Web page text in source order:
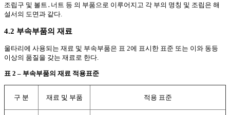
조립구 및 볼트 ․ 너트 등 의 부품으로 이루어지고 각 부의 명칭 및 조립은 해
설서의 도면과 같다.
4.2 부속부품의 재료
울타리에 사용되는 재료 및 부속부품은 표 2에 표시한 표준 또는 이와 동등
이상의 품질을 갖는 재료로 한다.
표 2 – 부속부품의 재료 적용표준
구 분 재료 및 부품 적용 표준